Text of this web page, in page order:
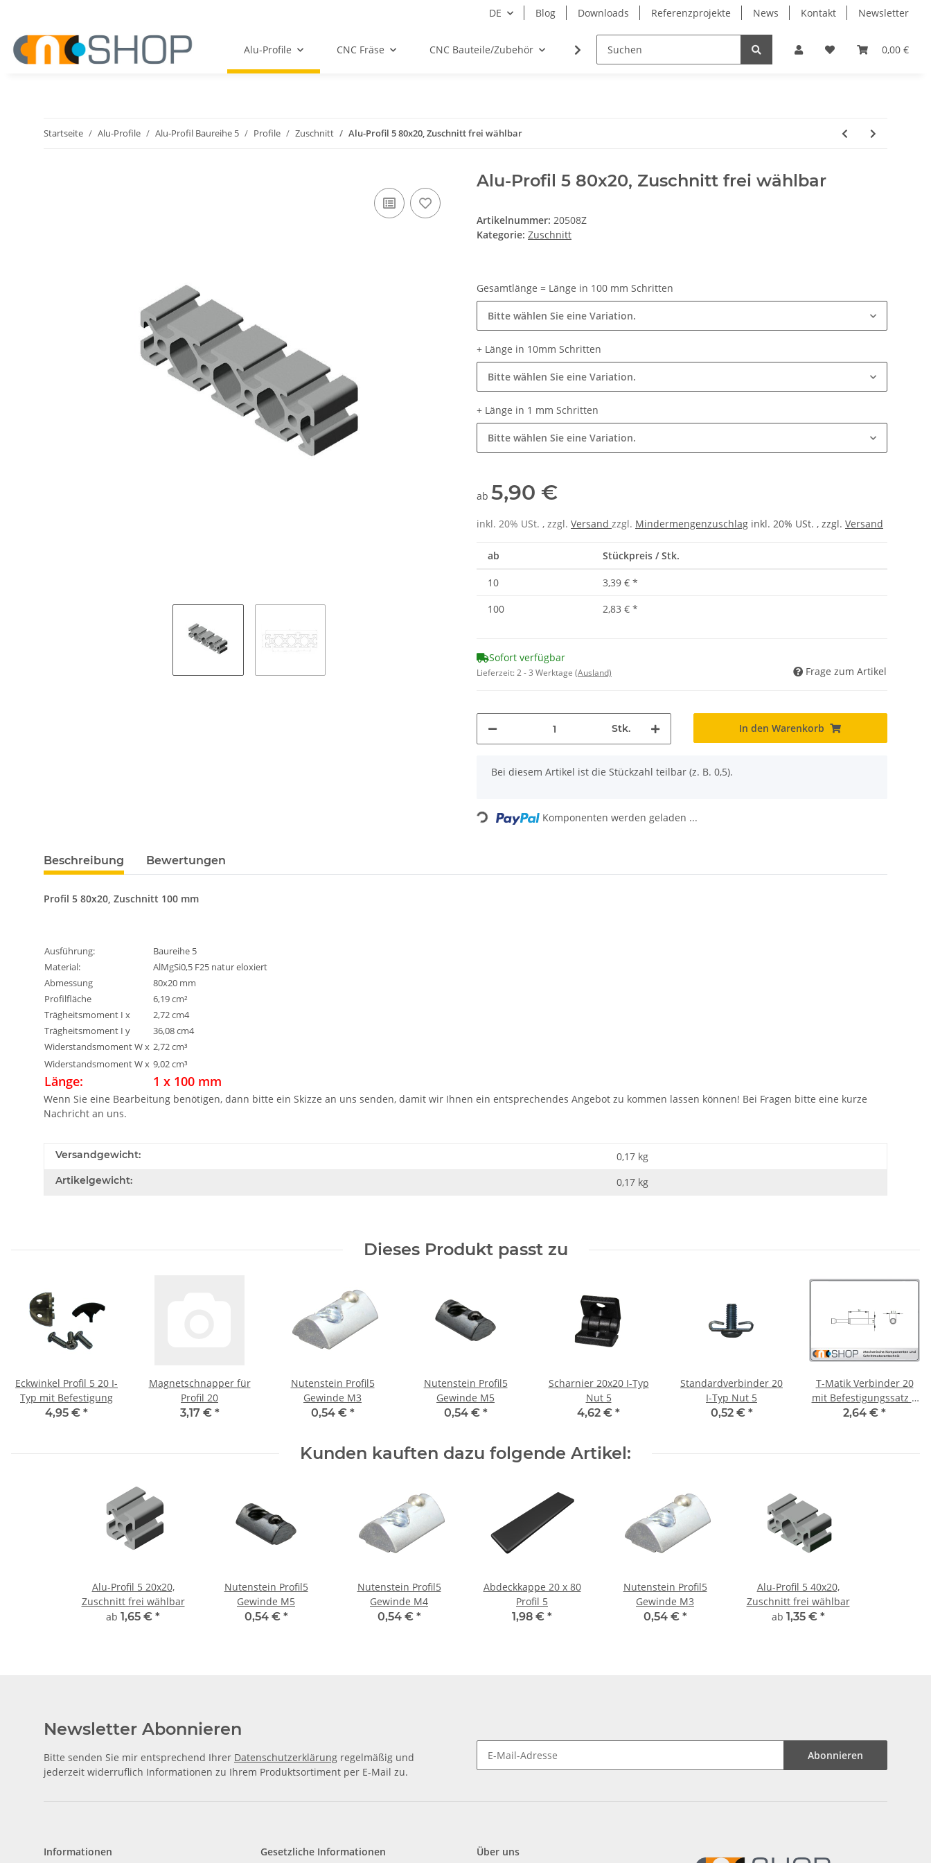
DE Blog Downloads Referenzprojekte News Kontakt Newsletter
0,00 €
Alu-Profile CNC Fräse CNC Bauteile/Zubehör Elektro Lagertechnik Lineartechnik
Startseite Alu-Profile Alu-Profil Baureihe 5 Profile Zuschnitt Alu-Profil 5 80x20, Zuschnitt frei wählbar
Alu-Profil 5 80x20, Zuschnitt frei wählbar
Artikelnummer: 20508Z
Kategorie: Zuschnitt
Gesamtlänge = Länge in 100 mm Schritten
Bitte wählen Sie eine Variation.
+ Länge in 10mm Schritten
Bitte wählen Sie eine Variation.
+ Länge in 1 mm Schritten
Bitte wählen Sie eine Variation.
ab 5,90 €
inkl. 20% USt. , zzgl. Versand zzgl. Mindermengenzuschlag inkl. 20% USt. , zzgl. Versand
ab Stückpreis / Stk.
10 3,39 € *
100
2,83 € *
Sofort verfügbar
Lieferzeit:2 - 3 Werktage (Ausland) Frage zum Artikel
Stk. In den Warenkorb
x
Bei diesem Artikel ist die Stückzahl teilbar (z. B. 0,5).
Loading... Komponenten werden geladen ...
Beschreibung Bewertungen
Profil 5 80x20, Zuschnitt 100 mm
Ausführung:
Baureihe 5
Material:
AlMgSi0,5 F25 natur eloxiert
Abmessung
80x20 mm
Profilfläche
6,19 cm²
Trägheitsmoment I x
2,72 cm4
Trägheitsmoment I y
36,08 cm4
Widerstandsmoment W x 2,72 cm³
Widerstandsmoment W x 9,02 cm³
Länge: 1 x 100 mm
Wenn Sie eine Bearbeitung benötigen, dann bitte ein Skizze an uns senden, damit wir Ihnen ein entsprechendes Angebot zu kommen lassen können! Bei Fragen bitte eine kurze
Nachricht an uns.
Versandgewicht: 0,17 kg
Artikelgewicht: 0,17 kg
Dieses Produkt passt zu
Eckwinkel Profil 5 20 I-
Typ mit Befestigung
4,95 € *
Magnetschnapper für
Profil 20
3,17 € *
Nutenstein Profil5
Gewinde M3
0,54 € *
Nutenstein Profil5
Gewinde M5
0,54 € *
Scharnier 20x20 I-Typ
Nut 5
4,62 € *
Standardverbinder 20
I-Typ Nut 5
0,52 € *
T-Matik Verbinder 20
mit Befestigungssatz I-
Typ Nut 5
2,64 € *
Kunden kauften dazu folgende Artikel:
Alu-Profil 5 20x20,
Zuschnitt frei wählbar
ab 1,65 € *
Nutenstein Profil5
Gewinde M5
0,54 € *
Nutenstein Profil5
Gewinde M4
0,54 € *
Abdeckkappe 20 x 80
Profil 5
1,98 € *
Nutenstein Profil5
Gewinde M3
0,54 € *
Alu-Profil 5 40x20,
Zuschnitt frei wählbar
ab 1,35 € *
Newsletter Abonnieren
Bitte senden Sie mir entsprechend Ihrer Datenschutzerklärung regelmäßig und
jederzeit widerruflich Informationen zu Ihrem Produktsortiment per E-Mail zu.
Abonnieren
Informationen Gesetzliche Informationen Über uns